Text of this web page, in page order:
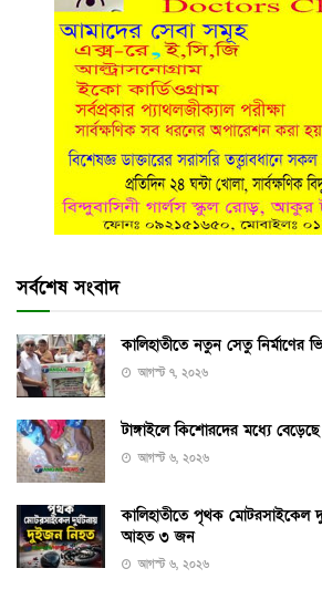
সর্বশেষ সংবাদ
কালিহাতীতে নতুন সেতু নির্মাণের
আগস্ট ৭, ২০২৬
টাঙ্গাইলে কিশোরদের মধ্যে
আগস্ট ৬, ২০২৬
কালিহাতীতে পৃথক মোটরসাইকেল
আহত ৩ জন
আগস্ট ৬, ২০২৬